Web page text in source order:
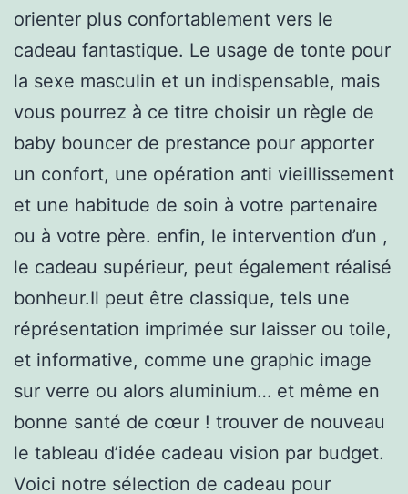
orienter plus confortablement vers le
cadeau fantastique. Le usage de tonte pour
la sexe masculin et un indispensable, mais
vous pourrez à ce titre choisir un règle de
baby bouncer de prestance pour apporter
un confort, une opération anti vieillissement
et une habitude de soin à votre partenaire
ou à votre père. enfin, le intervention d’un ,
le cadeau supérieur, peut également réalisé
bonheur.Il peut être classique, tels une
réprésentation imprimée sur laisser ou toile,
et informative, comme une graphic image
sur verre ou alors aluminium… et même en
bonne santé de cœur ! trouver de nouveau
le tableau d’idée cadeau vision par budget.
Voici notre sélection de cadeau pour